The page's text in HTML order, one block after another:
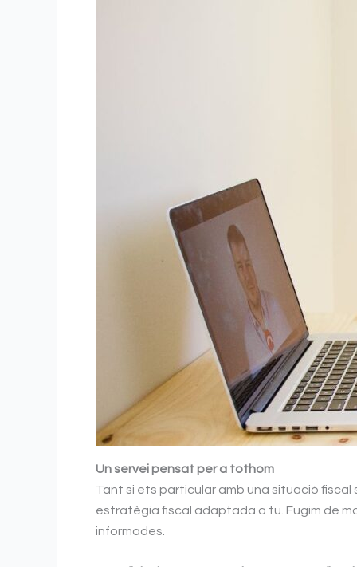
Un servei pensat per a tothom
Tant si ets particular amb una situació
estratègia fiscal adaptada a tu. Fugim de
informades.